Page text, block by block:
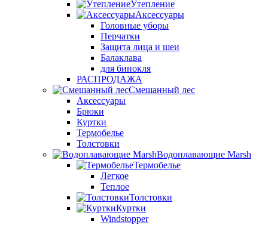
Утепление
Аксессуары
Головные уборы
Перчатки
Защита лица и шеи
Балаклава
для бинокля
РАСПРОДАЖА
Смешанный лес
Аксессуары
Брюки
Куртки
Термобелье
Толстовки
Водоплавающие Marsh
Термобелье
Легкое
Теплое
Толстовки
Куртки
Windstopper